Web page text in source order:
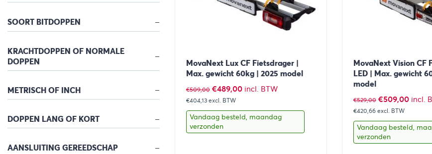
SOORT BITDOPPEN
KRACHTDOPPEN OF NORMALE
DOPPEN
METRISCH OF INCH
DOPPEN LANG OF KORT
AANSLUITING GEREEDSCHAP
MovaNext Lux CF Fietsdrager |
Max. gewicht 60kg | 2025 model
€509,00 Oorspronkelijke
prijs
was:
€509,00.
€489,00Huidige
is:
incl. BTW
€404,13 excl. BTW
Vandaag besteld, maandag
verzonden
MovaNext Vision CF
LED | Max. gewicht
model
€529,00
prijs
was:
€529,00.
€509,00
is:
incl.
€420,66 excl. BTW
Vandaag besteld,
verzonden